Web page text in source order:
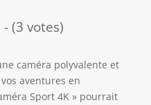
(3 votes)
caméra polyvalente et
aventures en
Sport 4K » pourrait